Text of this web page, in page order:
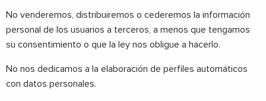
No venderemos, distribuiremos o cederemos la información
personal de los usuarios a terceros, a menos que tengamos
su consentimiento o que la ley nos obligue a hacerlo.
No nos dedicamos a la elaboración de perfiles automáticos
con datos personales.